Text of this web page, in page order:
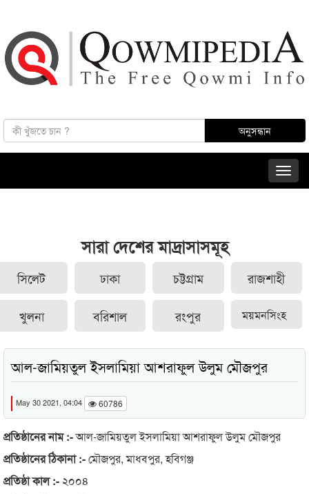
সারা দেশের মাদ্রাসাসমূহ
সিলেট ঢাকা চট্টগ্রাম রাজশাহী
খুলনা বরিশাল রংপুর ময়মনসিংহ
আল-জামিয়তুল ইসলামিয়া আশরাফুল উলুম মৌজপুর
May 30 2021, 04:04 60786
প্রতিষ্ঠানের নাম :-আল-জামিয়তুল ইসলামিয়া আশরাফুল উলুম মৌজপুর
প্রতিষ্ঠানের ঠিকানা :-মৌজপুর, মাধবপুর, হবিগঞ্জ
প্রতিষ্ঠা কাল :- ২০০৪